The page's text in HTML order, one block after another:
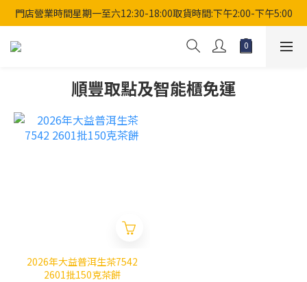
門店營業時間星期一至六12:30-18:00取貨時間:下午2:00-下午5:00
順豐取點及智能櫃免運
2026年大益普洱生茶7542
2601批150克茶餅